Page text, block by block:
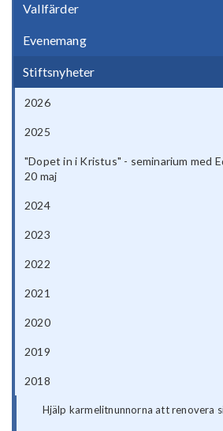
Vallfärder
Evenemang
Stiftsnyheter
2026
2025
"Dopet in i Kristus" - seminarium med
20 maj
2024
2023
2022
2021
2020
2019
2018
Hjälp karmelitnunnorna att renovera